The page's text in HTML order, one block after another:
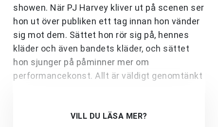
showen. När PJ Harvey kliver ut på scenen ser
hon ut över publiken ett tag innan hon vänder
sig mot dem. Sättet hon rör sig på, hennes
kläder och även bandets kläder, och sättet
hon sjunger på påminner mer om
performancekonst. Allt är väldigt genomtänkt
VILL DU LÄSA MER?